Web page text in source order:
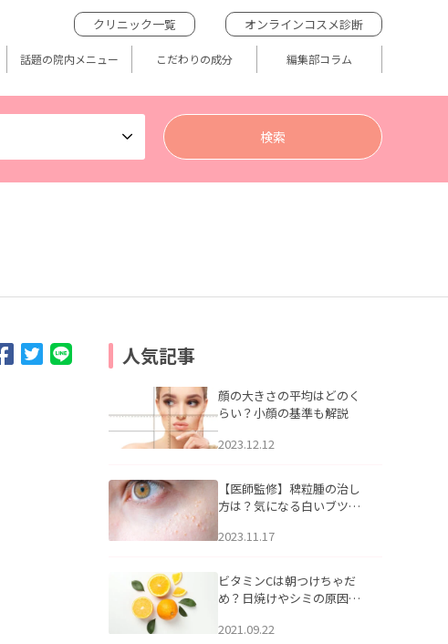
クリニック一覧 オンラインコスメ診断
話題の院内メニュー こだわりの成分 編集部コラム
人気記事
顔の大きさの平均はどのく
らい？小顔の基準も解説
2023.12.12
【医師監修】稗粒腫の治し
方は？気になる白いブツブ
アについて
2023.11.17
ビタミンCは朝つけちゃだ
め？日焼けやシミの原因に
2021.09.22